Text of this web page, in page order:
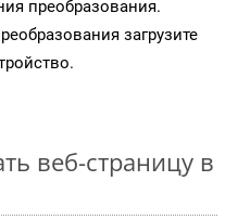
преобразования.
загрузите
веб-страницу в